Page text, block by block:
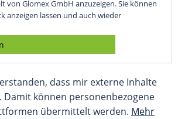
von Glomex GmbH anzuzeigen. Sie können
anzeigen lassen und auch wieder
dass mir externe Inhalte
Damit können personenbezogene
übermittelt werden. Mehr